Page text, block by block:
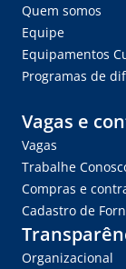
Quem somos
Equipe
Equipamentos
Programas de
Vagas e
Vagas
Trabalhe
Compras e
Cadastro de
Organizacional